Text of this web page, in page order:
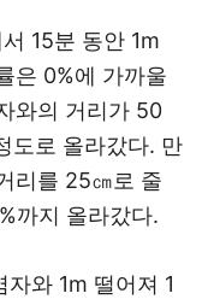
15분 동안 1m
은 0%에 가까울
와의 거리가 50
도로 올라갔다. 만
리를 25㎝로 줄
까지 올라갔다.
와 1m 떨어져 1